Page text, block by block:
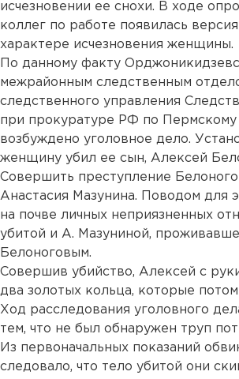
исчезновении ее снохи. В ходе
коллег по работе появилась
характере исчезновения женщины.
По данному факту
межрайонным следственным
следственного управления
при прокуратуре РФ по
возбуждено уголовное дело.
женщину убил ее сын, Алексей
Совершить преступление
Анастасия Мазунина. Поводом для
на почве личных неприязненных
убитой и А. Мазуниной,
Белоноговым.
Совершив убийство, Алексей с
два золотых кольца, которые
Ход расследования уголовного
тем, что не был обнаружен труп
Из первоначальных показаний
следовало, что тело убитой они